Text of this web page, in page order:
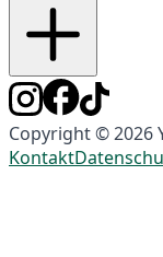
Copyright © 2026
Kontakt